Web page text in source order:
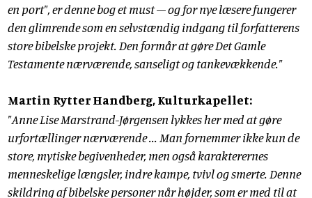
en port", er denne bog et must – og for nye læsere fungerer
den glimrende som en selvstændig indgang til forfatterens
store bibelske projekt. Den formår at gøre Det Gamle
Testamente nærværende, sanseligt og tankevækkende."
Martin Rytter Handberg, Kulturkapellet:
"Anne Lise Marstrand-Jørgensen lykkes her med at gøre
urfortællinger nærværende ... Man fornemmer ikke kun de
store, mytiske begivenheder, men også karakterernes
menneskelige længsler, indre kampe, tvivl og smerte. Denne
skildring af bibelske personer når højder, som er med til at